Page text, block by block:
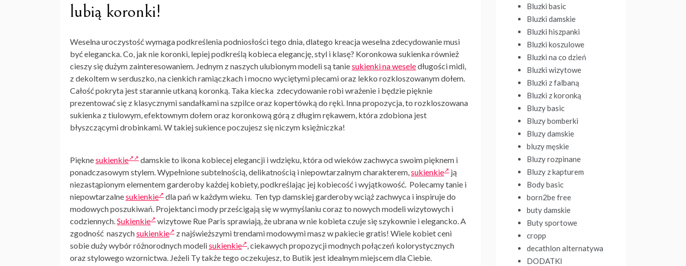
lubią koronki!
Weselna uroczystość wymaga podkreślenia podniosłości tego dnia, dlatego kreacja weselna zdecydowanie musi
być elegancka. Co, jak nie koronki, lepiej podkreślą kobieca elegancję, styl i klasę? Koronkowa sukienkarównież
cieszy się dużym zainteresowaniem. Jednym z naszych ulubionym modeli są taniesukienki na weseledługości midi,
z dekoltem w serduszko, na cienkich ramiączkach i mocno wyciętymi plecami oraz lekko rozkloszowanym dołem.
Całość pokryta jest starannie utkaną koronką. Taka kiecka zdecydowanie robi wrażenie i będzie pięknie
prezentować się z klasycznymi sandałkami na szpilce oraz kopertówką do ręki. Inna propozycja, to rozkloszowana
sukienka z tiulowym, efektownym dołemoraz koronkową górą z długim rękawem, która zdobiona jest
błyszczącymi drobinkami. W takiej sukience poczujesz się niczym księżniczka!
Pięknesukienkie
damskie to ikona kobiecej elegancji i wdzięku, która od wieków zachwyca swoim pięknem i
ponadczasowym stylem. Wypełnione subtelnością, delikatnością i niepowtarzalnym charakterem,sukienkie
ją
niezastąpionym elementem garderoby każdej kobiety, podkreślając jej kobiecość i wyjątkowość. Polecamy tanie i
niepowtarzalnesukienkie
dla pań w każdym wieku. Ten typ damskiej garderoby wciąż zachwyca i inspiruje do
modowych poszukiwań. Projektanci mody prześcigają się w wymyślaniu coraz to nowych modeli wizytowych i
codziennych.Sukienkie
wizytowe Rue Paris sprawiają, że ubrana w nie kobieta czuje się szykownie i elegancko. A
zgodność naszychsukienkie
z najświeższymi trendami modowymi masz w pakiecie gratis! Wiele kobiet ceni
sobie duży wybór różnorodnych modelisukienkie , ciekawych propozycji modnych połączeń kolorystycznych
oraz stylowego wzornictwa. Jeżeli Ty także tego oczekujesz, to Butik jest idealnym miejscem dla Ciebie.
Bluzki basic
Bluzki damskie
Bluzki hiszpanki
Bluzki koszulowe
Bluzki na co dzień
Bluzki wizytowe
Bluzki z falbaną
Bluzki z koronką
Bluzy basic
Bluzy bomberki
Bluzy damskie
bluzy męskie
Bluzy rozpinane
Bluzy z kapturem
Body basic
born2be free
buty damskie
Buty sportowe
cropp
decathlon alternatywa
DODATKI